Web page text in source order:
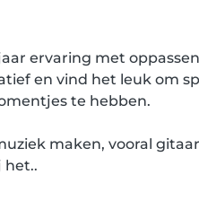
ervaring met
en vind het leuk om
te hebben.
maken, vooral
het..